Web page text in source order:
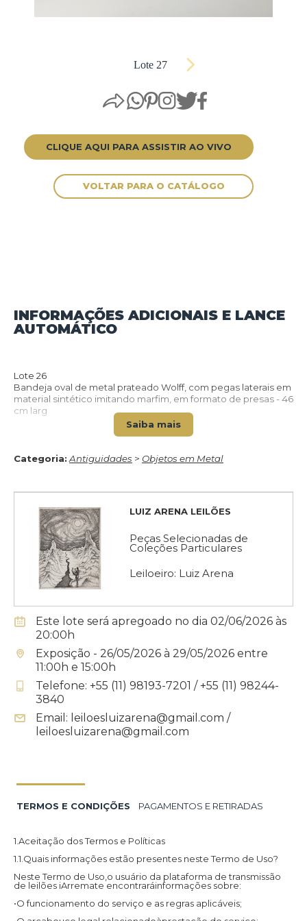
Lote 27
INFORMAÇÕES ADICIONAIS E LANCE
AUTOMÁTICO
Lote 26
Bandeja oval de metal prateado Wolff, com pegas laterais em
material sintético imitando marfim, em formato de presas - 46
cm larg
Saiba mais
Categoria: Antiguidades > Objetos em Metal
LUIZ ARENA LEILÕES
Peças Selecionadas de
Coleções Particulares
Leiloeiro: Luiz Arena
Este lote será apregoado no dia 02/06/2026 às
20:00h
Exposição - 26/05/2026 à 29/05/2026 entre
11:00h e 15:00h
Telefone: +55 (11) 98193-7201 / +55 (11) 98244-
3840
Email: leiloesluizarena@gmail.com /
leiloesluizarena@gmail.com
CLIQUE AQUI PARA ASSISTIR AO VIVO
VOLTAR PARA O CATÁLOGO
TERMOS E CONDIÇÕES PAGAMENTOS E RETIRADAS
1.Aceitação dos Termos e Políticas
1.1.Quais informações estão presentes neste Termo de Uso?
Neste Termo de Uso,o usuário da plataforma de transmissão
de leilões iArremate encontraráinformações sobre:
•O funcionamento do serviço e as regras aplicáveis;